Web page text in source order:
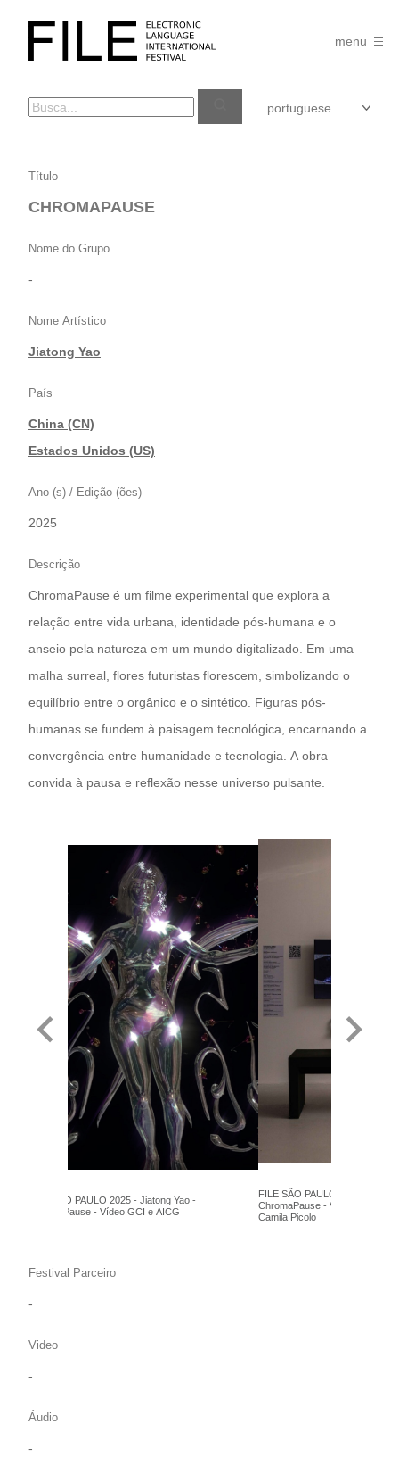
FILE
FESTIVAL
menu
CHROMAPAUSE
Título
CHROMAPAUSE
Nome do Grupo
-
Nome Artístico
Jiatong Yao
País
China (CN)
|Estados Unidos (US)
Ano (s) / Edição (ões)
2025
Descrição
ChromaPause é um filme experimental que explora a
relação entre vida urbana, identidade pós-humana e o
anseio pela natureza em um mundo digitalizado. Em uma
malha surreal, flores futuristas florescem, simbolizando o
equilíbrio entre o orgânico e o sintético. Figuras pós-
humanas se fundem à paisagem tecnológica, encarnando a
convergência entre humanidade e tecnologia. A obra
convida à pausa e reflexão nesse universo pulsante.
FILE SÃO PAULO 2025 - Jiatong Yao -
ChromaPause - Vídeo GCI e AICG
FILE SÃO PAULO 2025 -
ChromaPause - Vídeo GCI e
Camila Picolo
Festival Parceiro
-
Video
-
Áudio
-